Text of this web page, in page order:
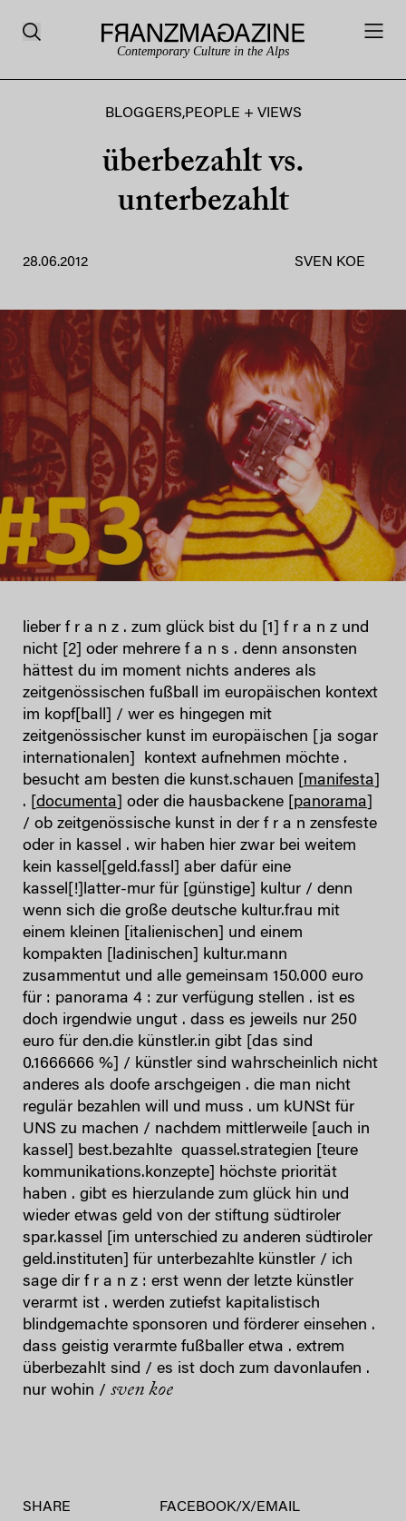
Contemporary Culture in the Alps
BLOGGERS,PEOPLE + VIEWS
überbezahlt vs.
unterbezahlt
28.06.2012 SVEN KOE
lieber f r a n z . zum glück bist du [1] f r a n z und
nicht [2] oder mehrere f a n s . denn ansonsten
hättest du im moment nichts anderes als
zeitgenössischen fußball im europäischen kontext
im kopf[ball] / wer es hingegen mit
zeitgenössischer kunst im europäischen [ja sogar
internationalen] kontext aufnehmen möchte .
besucht am besten die kunst.schauen [ manifesta
. [ documenta ] oder die hausbackene [ panorama
/ ob zeitgenössische kunst in der f r a n zensfeste
oder in kassel . wir haben hier zwar bei weitem
kein kassel[geld.fassl] aber dafür eine
kassel[!]latter-mur für [günstige] kultur / denn
wenn sich die große deutsche kultur.frau mit
einem kleinen [italienischen] und einem
kompakten [ladinischen] kultur.mann
zusammentut und alle gemeinsam 150.000 euro
für : panorama 4 : zur verfügung stellen . ist es
doch irgendwie ungut . dass es jeweils nur 250
euro für den.die künstler.in gibt [das sind
0.1666666 %] / künstler sind wahrscheinlich nicht
anderes als doofe arschgeigen . die man nicht
regulär bezahlen will und muss . um kUNSt für
UNS zu machen / nachdem mittlerweile [auch in
kassel] best.bezahlte quassel.strategien [teure
kommunikations.konzepte] höchste priorität
haben . gibt es hierzulande zum glück hin und
wieder etwas geld von der stiftung südtiroler
spar.kassel [im unterschied zu anderen südtiroler
geld.instituten] für unterbezahlte künstler / ich
sage dir f r a n z : erst wenn der letzte künstler
verarmt ist . werden zutiefst kapitalistisch
blindgemachte sponsoren und förderer einsehen .
dass geistig verarmte fußballer etwa . extrem
überbezahlt sind / es ist doch zum davonlaufen .
nur wohin / sven koe
SHARE FACEBOOK/X/ EMAIL